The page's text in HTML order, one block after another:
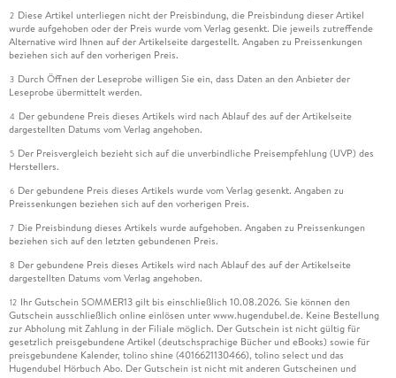
2 Diese Artikel unterliegen nicht der Preisbindung, die Preisbindung dieser Artikel
wurde aufgehoben oder der Preis wurde vom Verlag gesenkt. Die jeweils zutreffende
Alternative wird Ihnen auf der Artikelseite dargestellt. Angaben zu Preissenkungen
beziehen sich auf den vorherigen Preis.
3 Durch Öffnen der Leseprobe willigen Sie ein, dass Daten an den Anbieter der
Leseprobe übermittelt werden.
4 Der gebundene Preis dieses Artikels wird nach Ablauf des auf der Artikelseite
dargestellten Datums vom Verlag angehoben.
5 Der Preisvergleich bezieht sich auf die unverbindliche Preisempfehlung (UVP) des
Herstellers.
6 Der gebundene Preis dieses Artikels wurde vom Verlag gesenkt. Angaben zu
Preissenkungen beziehen sich auf den vorherigen Preis.
7 Die Preisbindung dieses Artikels wurde aufgehoben. Angaben zu Preissenkungen
beziehen sich auf den letzten gebundenen Preis.
8 Der gebundene Preis dieses Artikels wird nach Ablauf des auf der Artikelseite
dargestellten Datums vom Verlag angehoben.
12 Ihr Gutschein SOMMER13 gilt bis einschließlich 10.08.2026. Sie können den
Gutschein ausschließlich online einlösen unter www.hugendubel.de. Keine Bestellung
zur Abholung mit Zahlung in der Filiale möglich. Der Gutschein ist nicht gültig für
gesetzlich preisgebundene Artikel (deutschsprachige Bücher und eBooks) sowie für
preisgebundene Kalender, tolino shine (4016621130466), tolino select und das
Hugendubel Hörbuch Abo. Der Gutschein ist nicht mit anderen Gutscheinen und